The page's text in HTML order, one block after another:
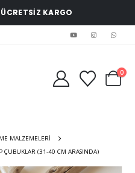
ÜCRETSİZ KARGO
0
MALZEMELERI
ÇUBUKLAR (31-40 CM ARASINDA)